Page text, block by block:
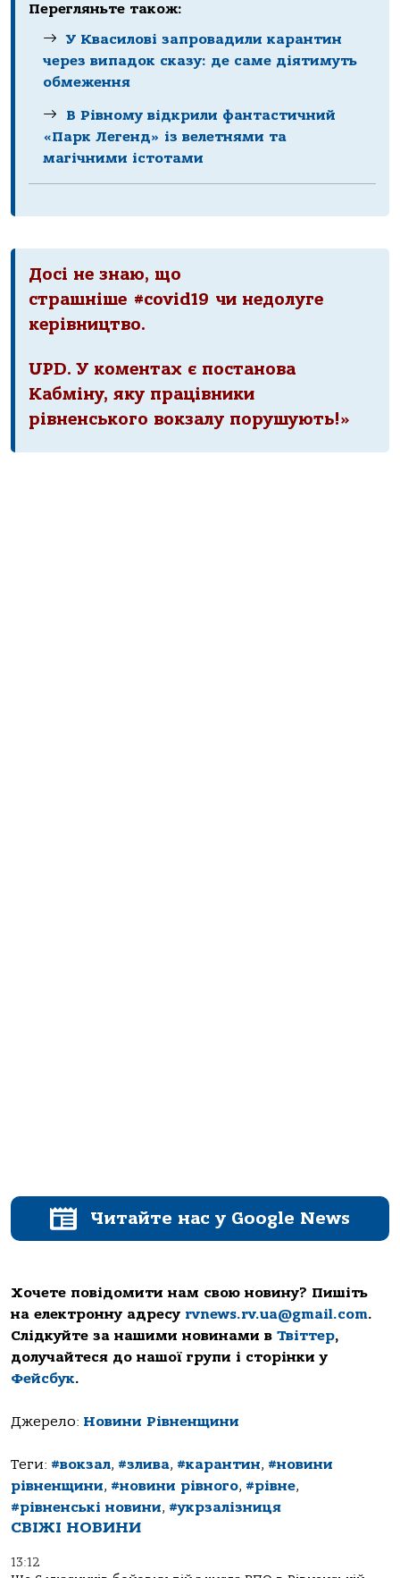
Перегляньте також:
У Квасилові запровадили карантин
через випадок сказу: де саме діятимуть
обмеження
В Рівному відкрили фантастичний
«Парк Легенд» із велетнями та
магічними істотами
Досі не знаю, що
страшніше #covid19 чи недолуге
керівництво.
UPD. У коментах є постанова
Кабміну, яку працівники
рівненського вокзалу порушують!»
Читайте нас у Google News
Хочете повідомити нам свою новину? Пишіть
на електронну адресу rvnews.rv.ua@gmail.com.
Слідкуйте за нашими новинами в Твіттер,
долучайтеся до нашої групи і сторінки у
Фейсбук.
Джерело: Новини Рівненщини
Теги: #вокзал, #злива, #карантин, #новини
рівненщини, #новини рівного, #рівне,
#рівненські новини, #укрзалізниця
СВІЖІ НОВИНИ
13:12